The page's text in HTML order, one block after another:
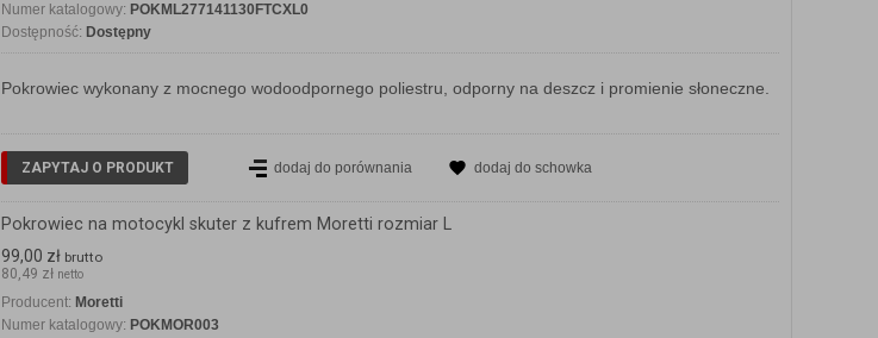
Numer katalogowy: POKML277141130FTCXL0
Dostępność: Dostępny
Pokrowiec wykonany z mocnego wodoodpornego poliestru, odporny na deszcz i promienie słoneczne.
ZAPYTAJ O PRODUKT dodaj do porównania dodaj do schowka
Pokrowiec na motocykl skuter z kufrem Moretti rozmiar L
99,00 zł brutto
80,49 zł netto
Producent: Moretti
Numer katalogowy: POKMOR003